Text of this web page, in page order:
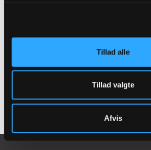
Tillad alle
Tillad valgte
Afvis
Tilmeld dig
nyhedsbrev